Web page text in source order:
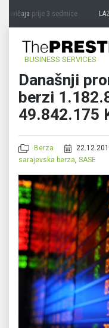
prije 3 sedmice
BUSINESS SERVICES
Današnji
berzi
49.842.175
Berza
sarajevska berza, SASE